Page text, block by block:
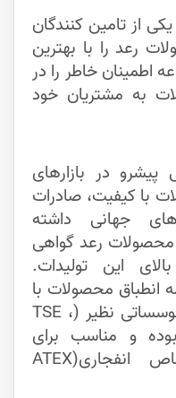
از تامین کنندگان
رعد را با بهترین
اطمینان خاطر را در
به مشتریان خود
در بازارهای
با کیفیت، صادرات
جهانی داشته
رعد گواهی
این تولیدات.
انطباق محصولات با
استانداردهای بین المللی از موسساتی نظیر (TSE ،
VDE ، DEKRA (KEMA بوده و مناسب برای
استفاده در محیطهای خاص انفجاری(ATEX